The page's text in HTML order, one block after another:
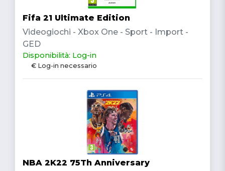
Fifa 21 Ultimate Edition
Videogiochi - Xbox One - Sport - Import -
GED
Disponibilità: Log-in
€ Log-in necessario
NBA 2K22 75Th Anniversary